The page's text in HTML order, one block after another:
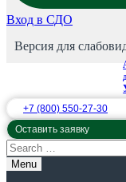
Вход в СДО
Версия для
+7 (800) 550-27-30
Оставить заявку
Menu